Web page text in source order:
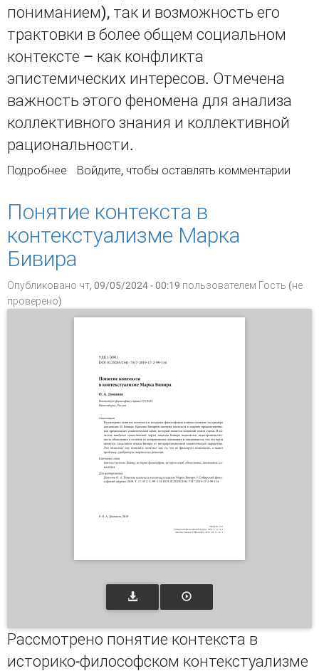
пониманием), так и возможность его
трактовки в более общем социальном
контексте – как конфликта
эпистемических интересов. Отмечена
важность этого феномена для анализа
коллективного знания и коллективной
рациональности.
Подробнее о Об эпистемической зависимости
Войдите, чтобы оставлять комментарии
Понятие контекста в
контекстуализме Марка
Бивира
Опубликовано чт, 09/05/2024 - 00:19 пользователем Гость (не
проверено)
Рассмотрено понятие контекста в
историко-философском контекстуализме